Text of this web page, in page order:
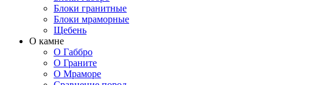
Блоки гранитные
Блоки мраморные
Щебень
О камне
О Габбро
О Граните
О Мраморе